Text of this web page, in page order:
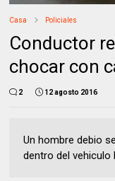
Casa Policiales
Conductor
chocar con
2 12 agosto 2016
Un hombre debio
dentro del